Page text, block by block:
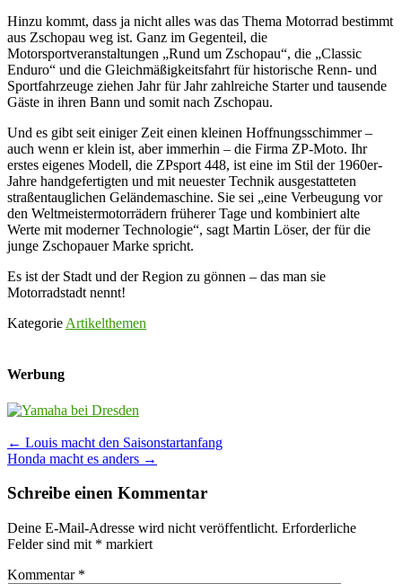
Hinzu kommt, dass ja nicht alles was das Thema Motorrad bestimmt
aus Zschopau weg ist. Ganz im Gegenteil, die
Motorsportveranstaltungen „Rund um Zschopau“, die „Classic
Enduro“ und die Gleichmäßigkeitsfahrt für historische Renn- und
Sportfahrzeuge ziehen Jahr für Jahr zahlreiche Starter und tausende
Gäste in ihren Bann und somit nach Zschopau.
Und es gibt seit einiger Zeit einen kleinen Hoffnungsschimmer –
auch wenn er klein ist, aber immerhin – die Firma ZP-Moto. Ihr
erstes eigenes Modell, die ZPsport 448, ist eine im Stil der 1960er-
Jahre handgefertigten und mit neuester Technik ausgestatteten
straßentauglichen Geländemaschine. Sie sei „eine Verbeugung vor
den Weltmeistermotorrädern früherer Tage und kombiniert alte
Werte mit moderner Technologie“, sagt Martin Löser, der für die
junge Zschopauer Marke spricht.
Es ist der Stadt und der Region zu gönnen – das man sie
Motorradstadt nennt!
Kategorie Artikelthemen
Werbung
Post
navigation
← Louis macht den Saisonstartanfang
Honda macht es anders →
Schreibe einen Kommentar
Deine E-Mail-Adresse wird nicht veröffentlicht. Erforderliche
Felder sind mit * markiert
Kommentar *